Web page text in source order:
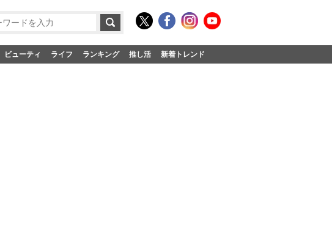
ビューティ ライフ ランキング 推し活 新着トレンド